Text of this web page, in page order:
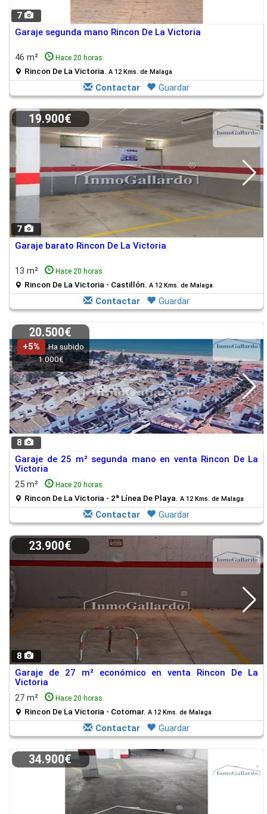
7
Garaje segunda mano Rincon De La Victoria
46 m² Hace 20 horas
Rincon De La Victoria. A 12 Kms. de Malaga
Contactar Guardar
7
19.900€
Garaje barato Rincon De La Victoria
13 m² Hace 20 horas
Rincon De La Victoria - Castillón. A 12 Kms. de Malaga
Contactar Guardar
8
20.500€
+5%
Ha subido
1.000€
Garaje de 25 m² segunda mano en venta Rincon De La
Victoria
25 m²
Hace 20 horas
Rincon De La Victoria - 2ª Línea De Playa. A 12 Kms. de Malaga
Contactar Guardar
8
23.900€
Garaje de 27 m² económico en venta Rincon De La
Victoria
27 m²
Hace 20 horas
Rincon De La Victoria - Cotomar. A 12 Kms. de Malaga
Contactar Guardar
34.900€